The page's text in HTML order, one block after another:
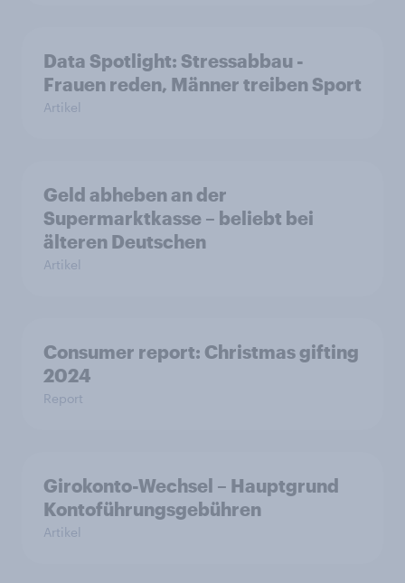
Data Spotlight: Stressabbau -
Frauen reden, Männer treiben Sport
Artikel
Geld abheben an der
Supermarktkasse – beliebt bei
älteren Deutschen
Artikel
Consumer report: Christmas gifting
2024
Report
Girokonto-Wechsel – Hauptgrund
Kontoführungsgebühren
Artikel